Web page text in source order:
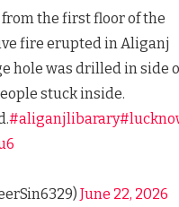
the first floor of the
fire erupted in Aliganj
hole was drilled in side
stuck inside.
#aliganjlibarary
June 22, 2026